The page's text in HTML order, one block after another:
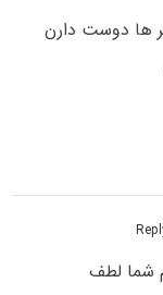
ها دوست دارن
شما لطف